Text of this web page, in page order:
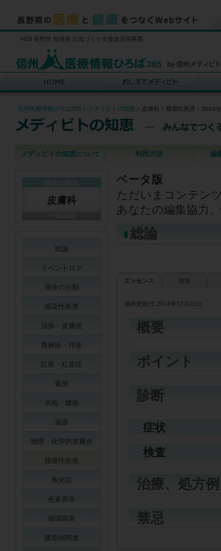
H29 長野県 地域発 元気づくり支援金活用事業
信州医療情報ひろば365 > メディビトの知恵 > 皮膚科 > 腫瘍性疾患 >
メディビトの知恵について 利用方法 編
ベータ版
ただいまコンテン
あなたの編集協力
総論
エッセンス 救急
最終更新日: 2014年12月20日
概要
ポイント
診断
症状
検査
治療、処方例
禁忌
皮膚科
総論
イベントログ
発疹の分類
感染性疾患
湿疹・皮膚炎
蕁麻疹・痒疹
紅斑・紅皮症
紫斑
水疱・膿疱
薬疹
物理・化学的皮膚炎
腫瘍性疾患
角化症
色素異常
循環障害
膠原病関連